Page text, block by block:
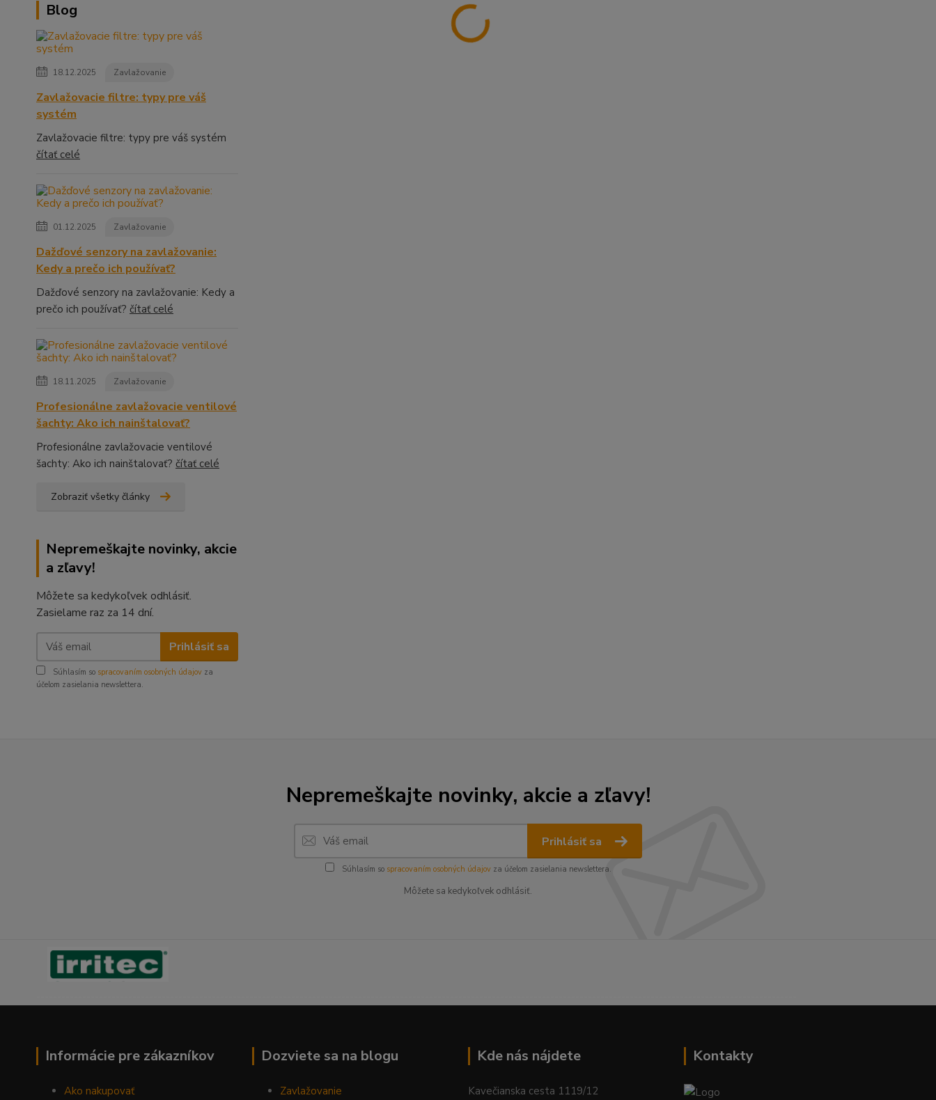
Blog
18.12.2025 Zavlažovanie
Zavlažovacie filtre: typy pre váš
systém
Zavlažovacie filtre: typy pre váš systém
čítať celé
01.12.2025 Zavlažovanie
Dažďové senzory na zavlažovanie:
Kedy a prečo ich používať?
Dažďové senzory na zavlažovanie: Kedy a
prečo ich používať? čítať celé
18.11.2025 Zavlažovanie
Profesionálne zavlažovacie ventilové
šachty: Ako ich nainštalovať?
Profesionálne zavlažovacie ventilové
šachty: Ako ich nainštalovať? čítať celé
Zobraziť všetky články
Nepremeškajte novinky, akcie
a zľavy!
Môžete sa kedykoľvek odhlásiť.
Zasielame raz za 14 dní.
Prihlásiť sa
Súhlasím so spracovaním osobných údajov za
účelom zasielania newslettera.
Nepremeškajte novinky, akcie a zľavy!
Prihlásiť sa
Súhlasím so spracovaním osobných údajovza účelom zasielania newslettera.
Môžete sa kedykoľvek odhlásiť.
Informácie pre zákazníkov
Ako nakupovať
Dozviete sa na blogu
Zavlažovanie
Kde nás nájdete
Kavečianska cesta 1119/12
Kontakty